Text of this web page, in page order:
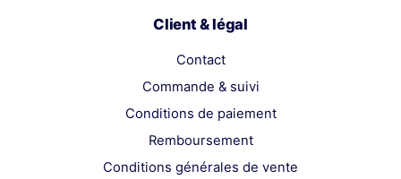
Client & légal
Contact
Commande & suivi
Conditions de paiement
Remboursement
Conditions générales de vente